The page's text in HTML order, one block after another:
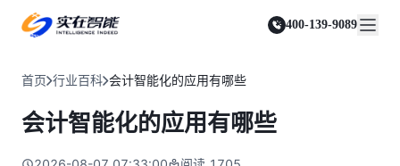
400-139-9089
人人都会用的智能体
智能文档审阅平台
实在 RPA 机器人
可靠的机器人终端
实在 RPA 控制器
通信运营商
零售电商
金融
运营商
资源与支持
实在学院
智能体市场
合作伙伴
客户支持
关于实在
媒体报道
视频动态
加入我们
首页 行业百科 会计智能化的应用有哪些
会计智能化的应用有哪些